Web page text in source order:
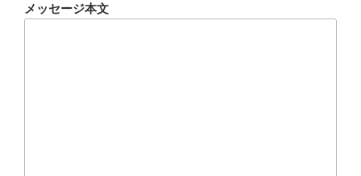
メッセージ本文